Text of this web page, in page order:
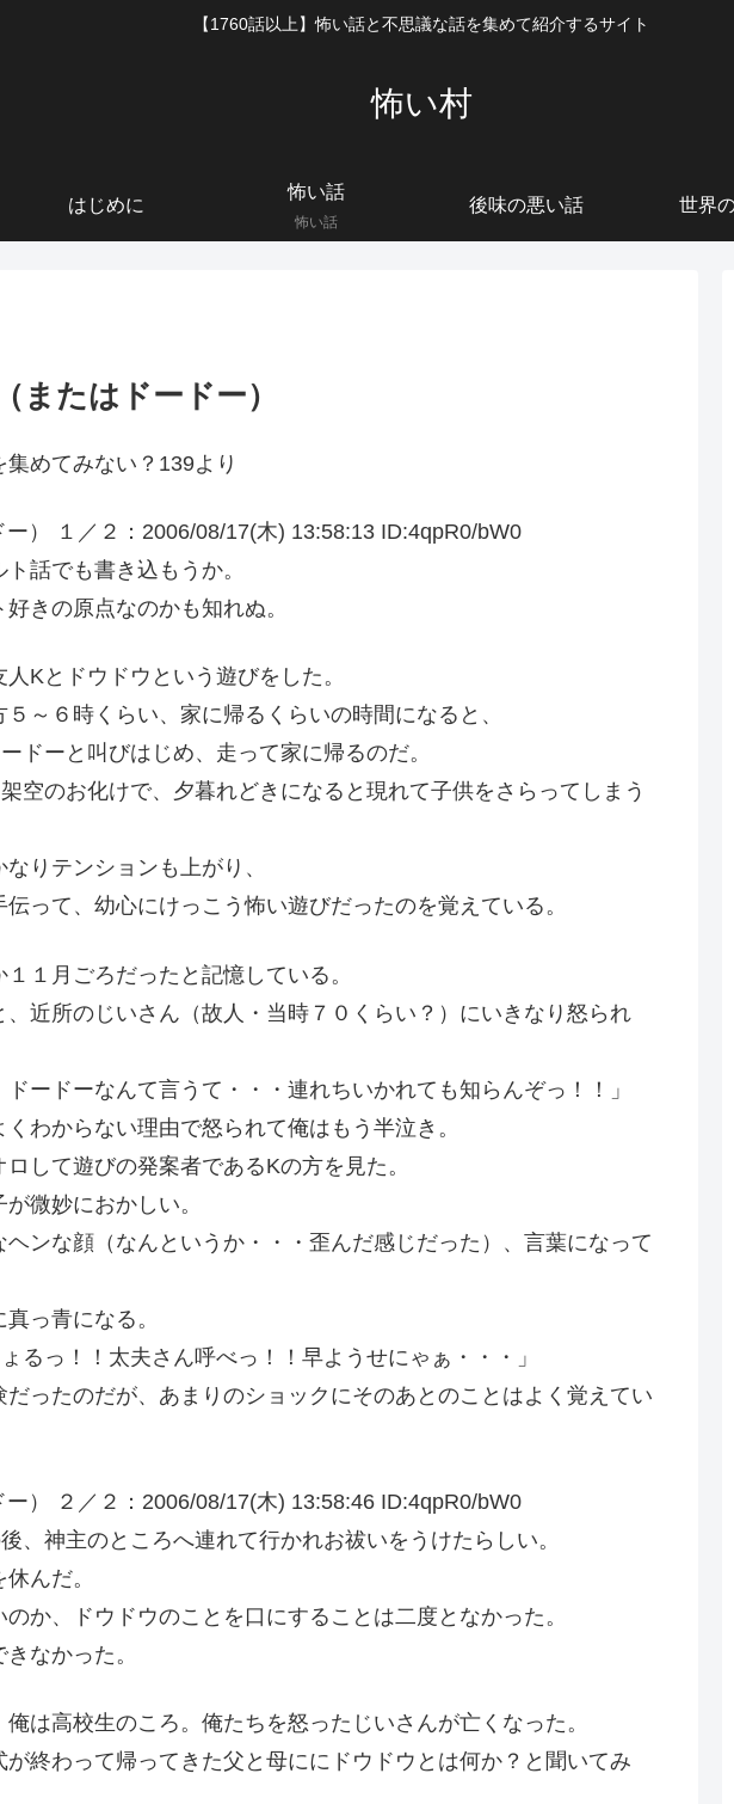
【1760話以上】怖い話と不思議な話を集めて紹介するサイト
怖い村
はじめに
怖い話
怖い話
後味の悪い話 世界
またはドードー）
めてみない？139より
） １／２：2006/08/17(木) 13:58:13 ID:4qpR0/bW0
話でも書き込もうか。
きの原点なのかも知れぬ。
Kとドウドウという遊びをした。
～６時くらい、家に帰るくらいの時間になると、
ドーと叫びはじめ、走って家に帰るのだ。
空のお化けで、夕暮れどきになると現れて子供をさらってしまう
りテンションも上がり、
って、幼心にけっこう怖い遊びだったのを覚えている。
１月ごろだったと記憶している。
、近所のじいさん（故人・当時７０くらい？）にいきなり怒られ
ドードーなんて言うて・・・連れちいかれても知らんぞっ！！」
わからない理由で怒られて俺はもう半泣き。
して遊びの発案者であるKの方を見た。
微妙におかしい。
ンな顔（なんというか・・・歪んだ感じだった）、言葉になって
っ青になる。
るっ！！太夫さん呼べっ！！早ようせにゃぁ・・・」
ったのだが、あまりのショックにそのあとのことはよく覚えてい
） ２／２：2006/08/17(木) 13:58:46 ID:4qpR0/bW0
、神主のところへ連れて行かれお祓いをうけたらしい。
んだ。
か、ドウドウのことを口にすることは二度となかった。
なかった。
は高校生のころ。俺たちを怒ったじいさんが亡くなった。
終わって帰ってきた父と母ににドウドウとは何か？と聞いてみ